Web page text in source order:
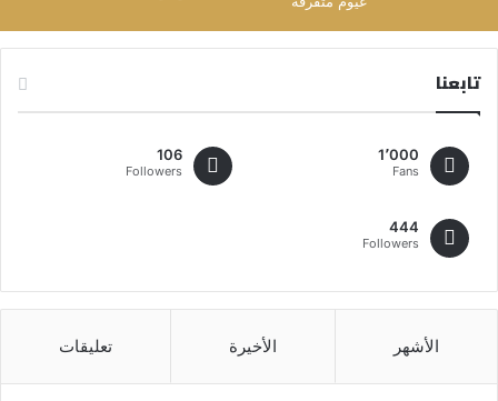
تابعنا
1٬000
Fans
106
Followers
444
Followers
الأشهر الأخيرة تعليقات